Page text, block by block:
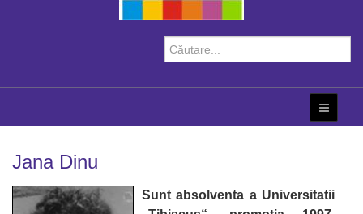
Jana Dinu
Sunt absolventa a Universitatii